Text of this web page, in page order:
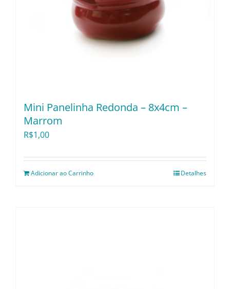
Mini Panelinha Redonda – 8x4cm –
Marrom
R$1,00
Adicionar ao Carrinho Detalhes